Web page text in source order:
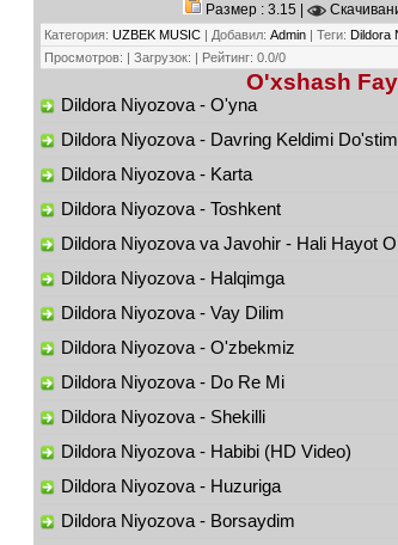
Размер : 3.15 |
Категория: UZBEK MUSIC | Добавил: Admin | Теги: Dildora
Просмотров: | Загрузок: | Рейтинг: 0.0/0
O'xshash
Dildora Niyozova - O'yna
Dildora Niyozova - Davring Keldimi Do'stim
Dildora Niyozova - Karta
Dildora Niyozova - Toshkent
Dildora Niyozova va Javohir - Hali Hayot
Dildora Niyozova - Halqimga
Dildora Niyozova - Vay Dilim
Dildora Niyozova - O'zbekmiz
Dildora Niyozova - Do Re Mi
Dildora Niyozova - Shekilli
Dildora Niyozova - Habibi (HD Video)
Dildora Niyozova - Huzuriga
Dildora Niyozova - Borsaydim